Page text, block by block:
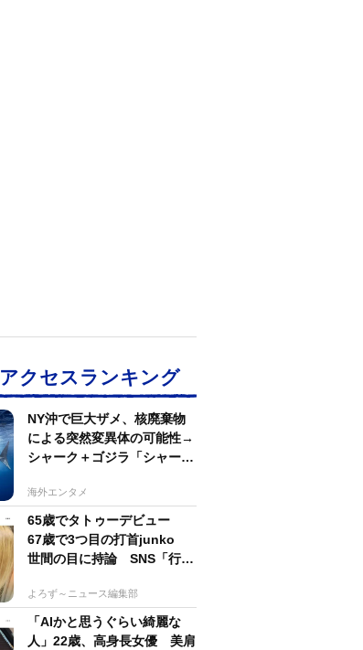
アクセスランキング
NY沖で巨大ザメ、核廃棄物
による突然変異体の可能性→
シャーク＋ゴジラ「シャーク
海外エンタメ
65歳でタトゥーデビュー
67歳で3つ目の打首junko
世間の目に持論 SNS「行動
よろず～ニュース編集部
「AIかと思うぐらい綺麗な
人」22歳、高身長女優 美肩